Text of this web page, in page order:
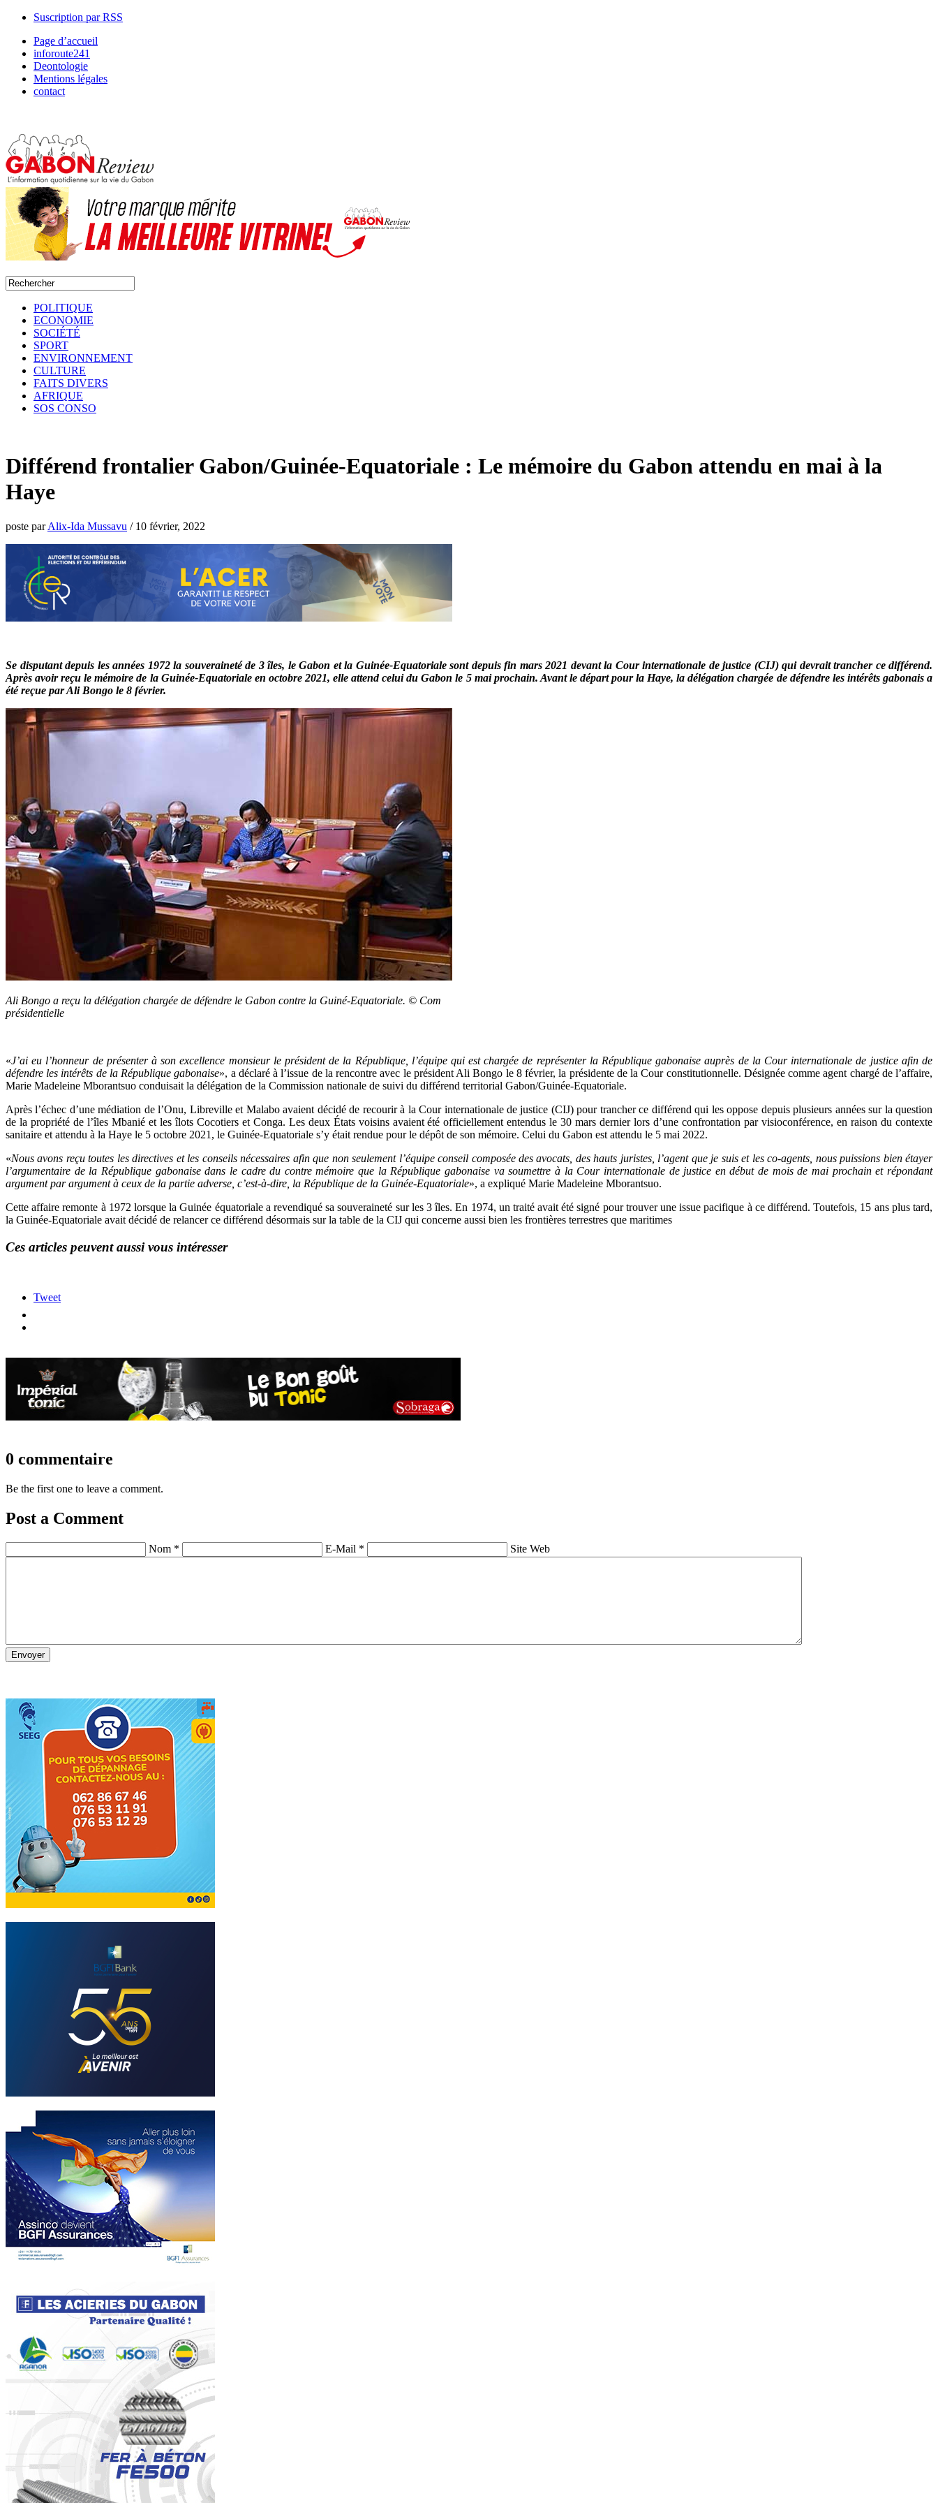
Suscription par RSS
Page d’accueil
inforoute241
Deontologie
Mentions légales
contact
POLITIQUE
ECONOMIE
SOCIÉTÉ
SPORT
ENVIRONNEMENT
CULTURE
FAITS DIVERS
AFRIQUE
SOS CONSO
Différend frontalier Gabon/Guinée-Equatoriale : Le mémoire du Gabon attendu en mai à la
Haye
poste parAlix-Ida Mussavu / 10 février, 2022
Se disputant depuis les années 1972 la souveraineté de 3 îles, le Gabon et la Guinée-Equatoriale sont depuis fin mars 2021 devant la Cour internationale de justice (CIJ) qui devrait trancher ce différend.
Après avoir reçu le mémoire de la Guinée-Equatoriale en octobre 2021, elle attend celui du Gabon le 5 mai prochain. Avant le départ pour la Haye, la délégation chargée de défendre les intérêts gabonais a
été reçue par Ali Bongo le 8 février.
Ali Bongo a reçu la délégation chargée de défendre le Gabon contre la Guiné-Equatoriale. © Com
présidentielle
«J’ai eu l’honneur de présenter à son excellence monsieur le président de la République, l’équipe qui est chargée de représenter la République gabonaise auprès de la Cour internationale de justice afin de
défendre les intérêts de la République gabonaise», a déclaré à l’issue de la rencontre avec le président Ali Bongo le 8 février, la présidente de la Cour constitutionnelle. Désignée comme agent chargé de l’affaire,
Marie Madeleine Mborantsuo conduisait la délégation de la Commission nationale de suivi du différend territorial Gabon/Guinée-Equatoriale.
Après l’échec d’une médiation de l’Onu, Libreville et Malabo avaient décidé de recourir à la Cour internationale de justice (CIJ) pour trancher ce différend qui les oppose depuis plusieurs années sur la question
de la propriété de l’îles Mbanié et les îlots Cocotiers et Conga. Les deux États voisins avaient été officiellement entendus le 30 mars dernier lors d’une confrontation par visioconférence, en raison du contexte
sanitaire et attendu à la Haye le 5 octobre 2021, le Guinée-Equatoriale s’y était rendue pour le dépôt de son mémoire. Celui du Gabon est attendu le 5 mai 2022.
«Nous avons reçu toutes les directives et les conseils nécessaires afin que non seulement l’équipe conseil composée des avocats, des hauts juristes, l’agent que je suis et les co-agents, nous puissions bien étayer
l’argumentaire de la République gabonaise dans le cadre du contre mémoire que la République gabonaise va soumettre à la Cour internationale de justice en début de mois de mai prochain et répondant
argument par argument à ceux de la partie adverse, c’est-à-dire, la République de la Guinée-Equatoriale», a expliqué Marie Madeleine Mborantsuo.
Cette affaire remonte à 1972 lorsque la Guinée équatoriale a revendiqué sa souveraineté sur les 3 îles. En 1974, un traité avait été signé pour trouver une issue pacifique à ce différend. Toutefois, 15 ans plus tard,
la Guinée-Equatoriale avait décidé de relancer ce différend désormais sur la table de la CIJ qui concerne aussi bien les frontières terrestres que maritimes
Ces articles peuvent aussi vous intéresser
Tweet
0 commentaire
Be the first one to leave a comment.
Post a Comment
Nom * E-Mail * Site Web